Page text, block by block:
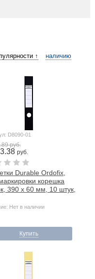
↑ наличию
D8090-01
руб.
руб.
Durable Ordofix,
корешка
390 х 60 мм, 10 штук,
Нет в наличии
Купить